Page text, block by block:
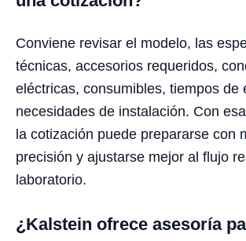
Conviene revisar el modelo, las
técnicas, accesorios requeridos,
eléctricas, consumibles, tiempos de
necesidades de instalación. Con
la cotización puede prepararse con
precisión y ajustarse mejor al flujo
laboratorio.
¿Kalstein ofrece asesoría